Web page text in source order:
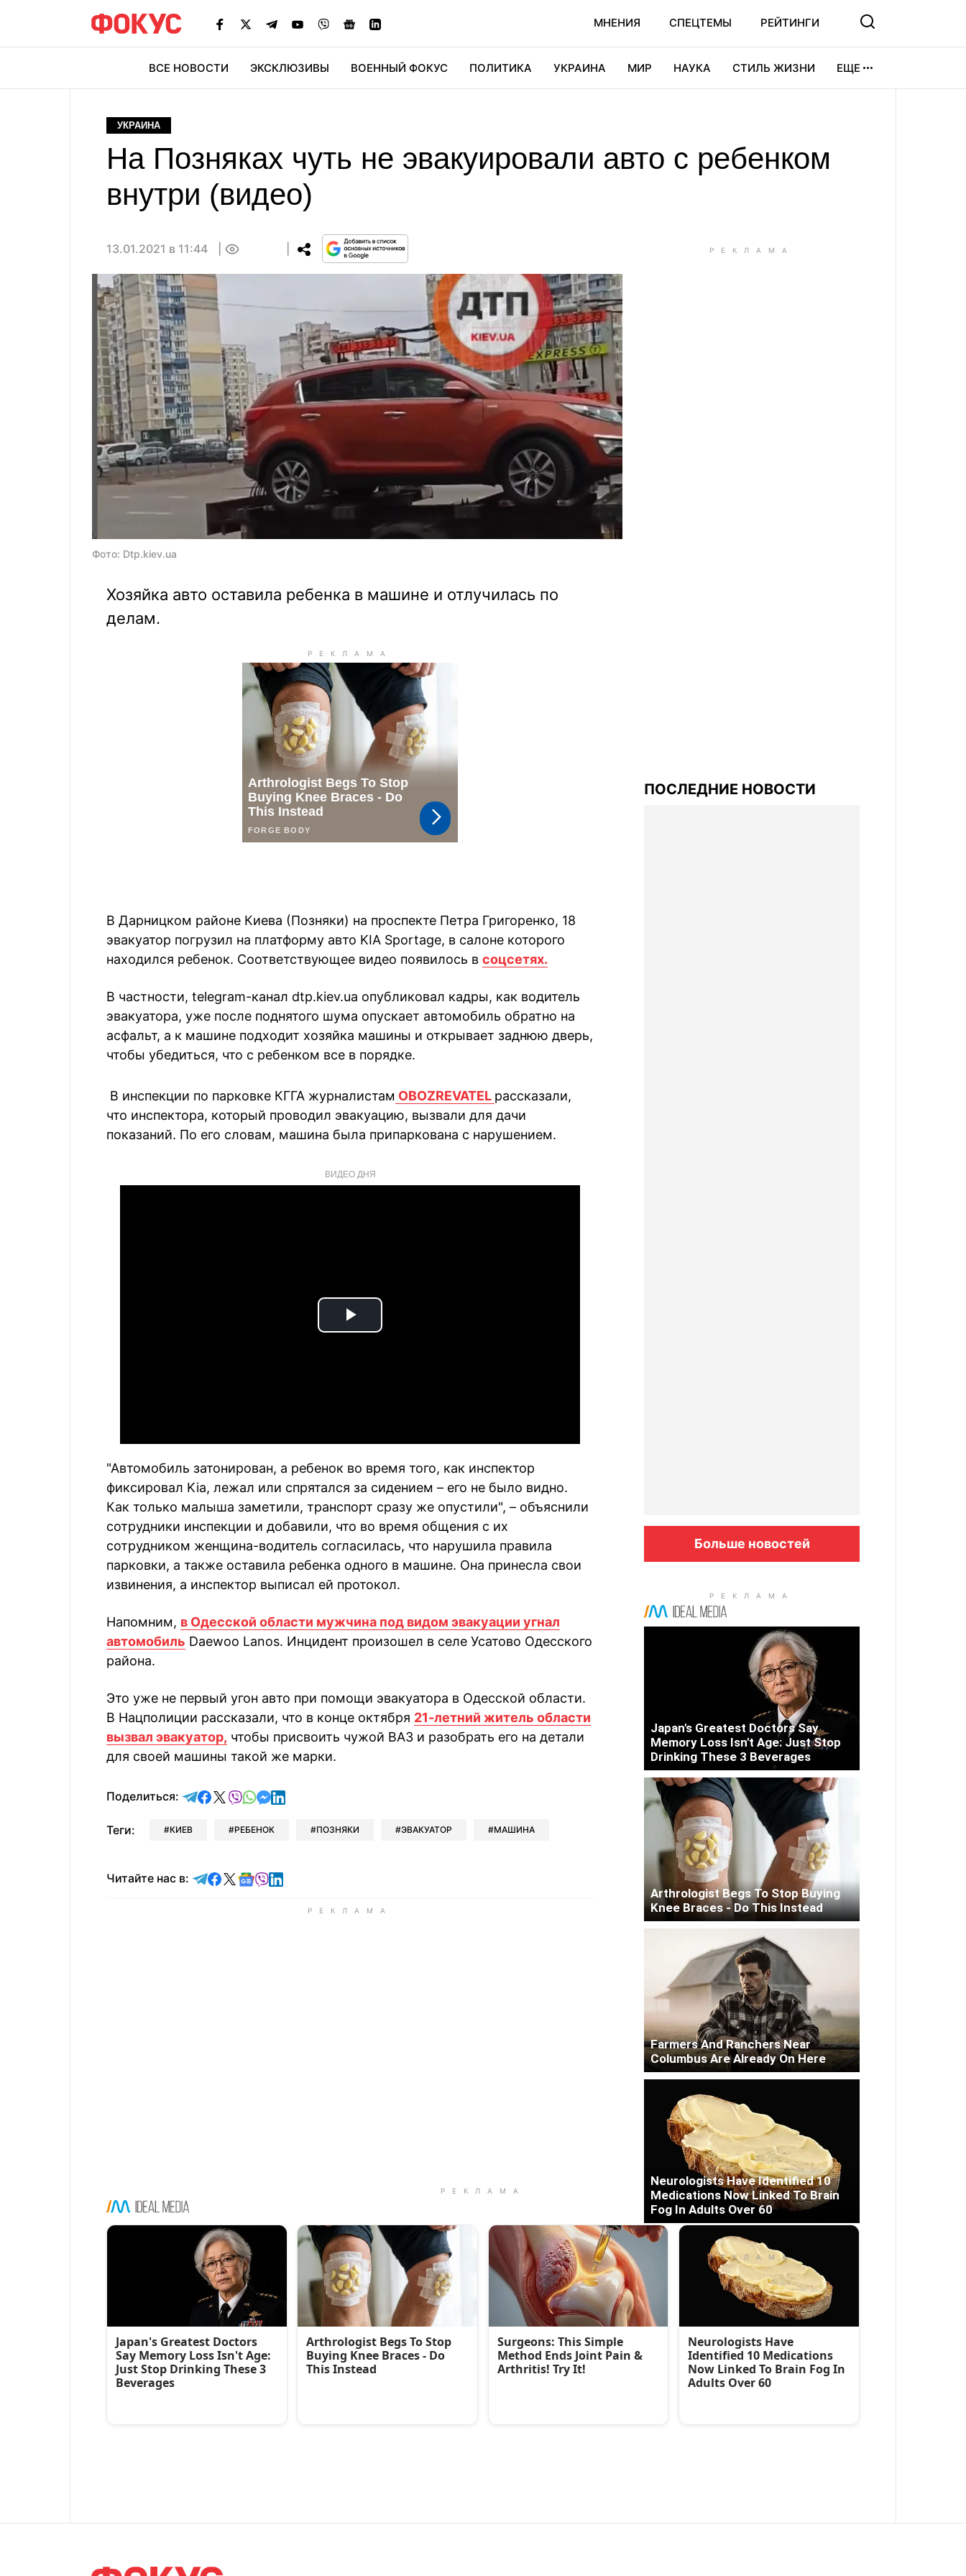
МНЕНИЯ СПЕЦТЕМЫ РЕЙТИНГИ
ВСЕ НОВОСТИ ЭКСКЛЮЗИВЫ ВОЕННЫЙ ФОКУС ПОЛИТИКА УКРАИНА МИР НАУКА СТИЛЬ ЖИЗНИ ЕЩЕ
УКРАИНА
На Позняках чуть не эвакуировали авто с ребенком
внутри (видео)
13.01.2021 в 11:44
Фото: Dtp.kiev.ua
Хозяйка авто оставила ребенка в машине и отлучилась по
делам.
В Дарницком районе Киева (Позняки) на проспекте Петра Григоренко, 18
эвакуатор погрузил на платформу авто KIA Sportage, в салоне которого
находился ребенок. Соответствующее видео появилось в соцсетях.
В частности, telegram-канал dtp.kiev.ua опубликовал кадры, как водитель
эвакуатора, уже после поднятого шума опускает автомобиль обратно на
асфальт, а к машине подходит хозяйка машины и открывает заднюю дверь,
чтобы убедиться, что с ребенком все в порядке.
В инспекции по парковке КГГА журналистам OBOZREVATEL рассказали,
что инспектора, который проводил эвакуацию, вызвали для дачи
показаний. По его словам, машина была припаркована с нарушением.
ВИДЕО ДНЯ
Play
"Автомобиль затонирован, а ребенок во время того, как инспектор
фиксировал Kia, лежал или спрятался за сидением – его не было видно.
Как только малыша заметили, транспорт сразу же опустили", – объяснили
сотрудники инспекции и добавили, что во время общения с их
сотрудником женщина-водитель согласилась, что нарушила правила
парковки, а также оставила ребенка одного в машине. Она принесла свои
извинения, а инспектор выписал ей протокол.
Напомним, в Одесской области мужчина под видом эвакуации угнал
автомобиль Daewoo Lanos. Инцидент произошел в селе Усатово Одесского
района.
Это уже не первый угон авто при помощи эвакуатора в Одесской области.
В Нацполиции рассказали, что в конце октября 21-летний житель области
вызвал эвакуатор, чтобы присвоить чужой ВАЗ и разобрать его на детали
для своей машины такой же марки.
Поделиться: отправить в Telegram
поделиться в Facebook
поделиться в X
отправить в Viber
отправить в Whatsapp
отправить в Messenger
отправить в LinkedIn
Теги: КИЕВ РЕБЕНОК ПОЗНЯКИ ЭВАКУАТОР МАШИНА
Читайте нас в: Читайте в Telegram
Читайте в Facebook
Читайте в X
Читайте в Google news
Читайте в Viber
Читайте в LinkedIn
ПОСЛЕДНИЕ НОВОСТИ
Больше новостей